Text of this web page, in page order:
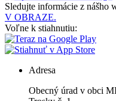
Sledujte informácie z nášho
V OBRAZE.
Voľne k stiahnutiu:
Adresa
Obecný úrad v obci